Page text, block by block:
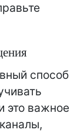
способ
это важное